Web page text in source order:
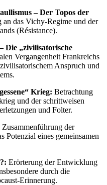
– Der Topos der
an das Vichy-Regime und der
(Résistance).
Die „zivilisatorische
Vergangenheit Frankreichs
Anspruch und
Krieg: Betrachtung
und der schrittweisen
und Folter.
Zusammenführung der
Potenzial eines gemeinsamen
Erörterung der Entwicklung
durch die
Erinnerung.